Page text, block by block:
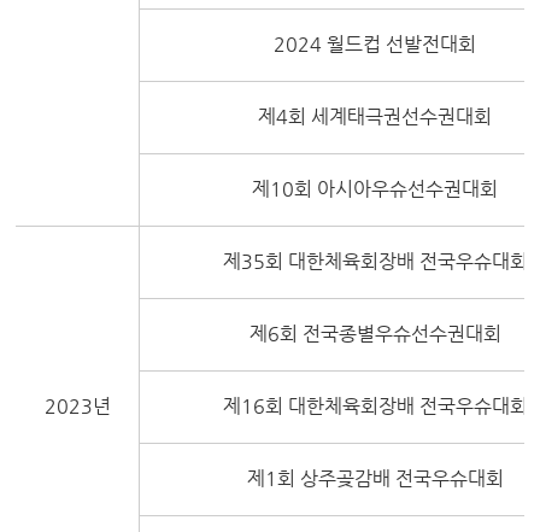
2024 월드컵 선발전대회
제4회 세계태극권선수권대회
제10회 아시아우슈선수권대회
2023년
제35회 대한체육회장배 전국우슈대회
제6회 전국종별우슈선수권대회
제16회 대한체육회장배 전국우슈대회
제1회 상주곶감배 전국우슈대회